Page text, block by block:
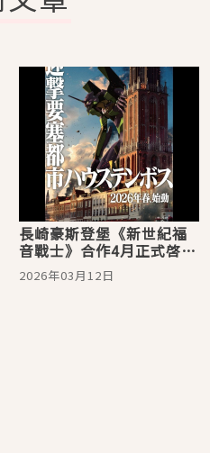
長崎豪斯登堡《新世紀福
音戰士》合作4月正式啓
動，首座8K設施與限定周
邊陸續登場
2026年03月12日